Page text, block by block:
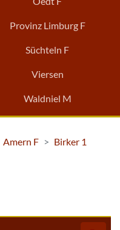
Provinz Limburg F
Süchteln F
Viersen
Waldniel M
Amern F Birker 1